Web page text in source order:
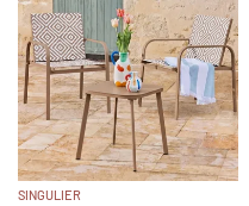
SINGULIER